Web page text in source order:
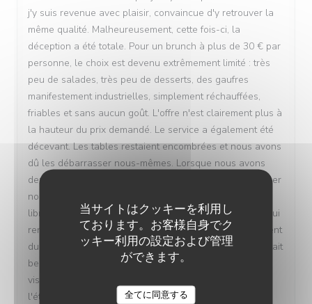
当サイトはクッキーを利用し
ております。お客様自身でク
ッキー利用の設定および管理
ができます。
全てに同意する
j'y suis revenue avec plaisir, convaincue d'y retrouver la
même qualité. Malheureusement, cette fois-ci, la
déception a été totale. Pour un brunch à plus de 30 € par
personne, le choix est devenu extrêmement limité : très
peu de salades, très peu de desserts, des gaufres
manifestement industrielles, simplement réchauffées,
friables et sans aucun goût. L'offre n'est clairement plus à
la hauteur du prix demandé. Le service a également été
décevant. Les tables restaient encombrées et nous avons
dû les débarrasser nous-mêmes. Lorsque nous avons
demandé une bouteille d'eau, il nous a été indiqué d'aller
nous servir. Je peux comprendre un fonctionnement en
libre-service, mais le restaurant était presque vide, ce qui
rend cette organisation difficile à comprendre. Au moment
du paiement, nous avons fait remarquer que le buffet était
beaucoup moins fourni que lors de nos précédentes
visites. On nous a expliqué que c'était normal, car c'est
l'été. En revanche, le prix, lui, n'a pas changé, et la